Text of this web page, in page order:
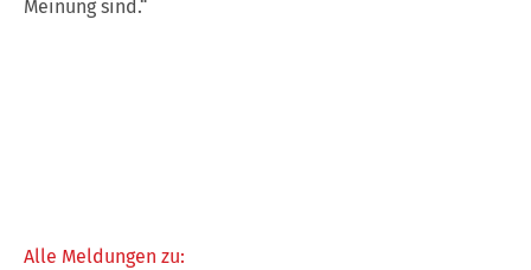
Meinung sind.“
Alle Meldungen zu: